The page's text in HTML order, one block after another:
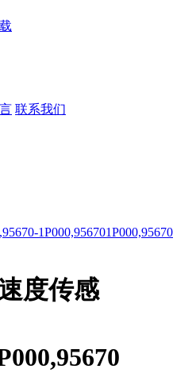
联系我们
度传感